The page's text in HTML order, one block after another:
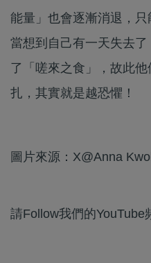
能量」也會逐漸消退，
當想到自己有一天失去
了「嗟來之食」，故此
扎，其實就是越恐懼！
圖片來源：X@Anna
請Follow我們的YouTube